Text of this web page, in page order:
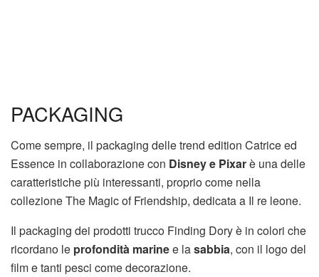
PACKAGING
Come sempre, il packaging delle trend edition Catrice ed
Essence in collaborazione con Disney e Pixarè una delle
caratteristiche più interessanti, proprio come nella
collezione The Magic of Friendship, dedicata a Il re leone.
Il packaging dei prodotti trucco Finding Dory è in colori che
ricordano le profondità marinee lasabbia, con il logo del
film e tanti pesci come decorazione.